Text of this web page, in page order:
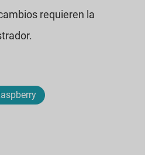
requieren la